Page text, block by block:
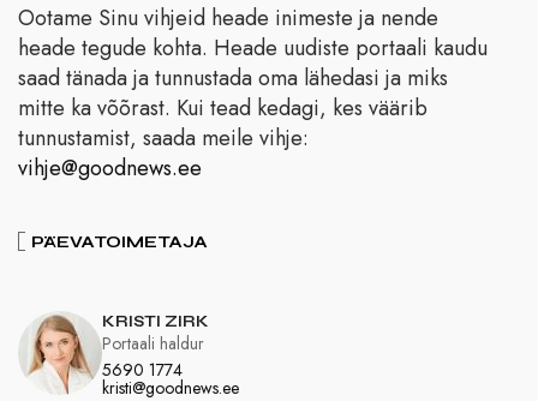
Ootame Sinu vihjeid heade inimeste ja nende
heade tegude kohta. Heade uudiste portaali kaudu
saad tänada ja tunnustada oma lähedasi ja miks
mitte ka võõrast. Kui tead kedagi, kes väärib
tunnustamist, saada meile vihje:
vihje@goodnews.ee
PÄEVATOIMETAJA
KRISTI ZIRK
5690 1774
kristi@goodnews.ee
Portaali haldur